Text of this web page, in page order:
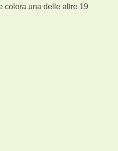
colora una delle altre 19